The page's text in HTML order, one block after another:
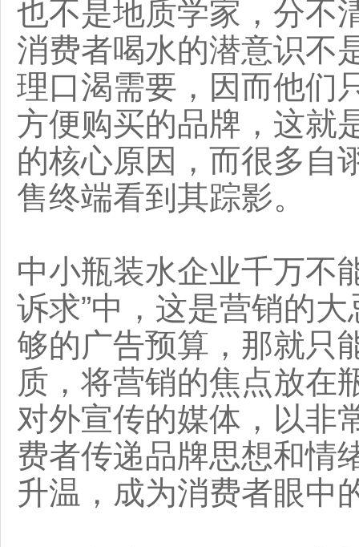
也不是地质学家，分不
消费者喝水的潜意识不
理口渴需要，因而他们
方便购买的品牌，这就
的核心原因，而很多自
售终端看到其踪影。
中小瓶装水企业千万不
诉求”中，这是营销的
够的广告预算，那就只
质，将营销的焦点放在
对外宣传的媒体，以非
费者传递品牌思想和情
升温，成为消费者眼中